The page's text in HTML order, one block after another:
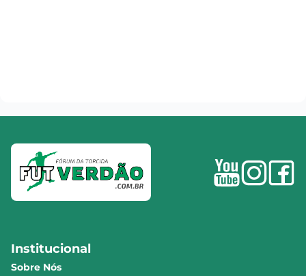
Institucional
Sobre Nós